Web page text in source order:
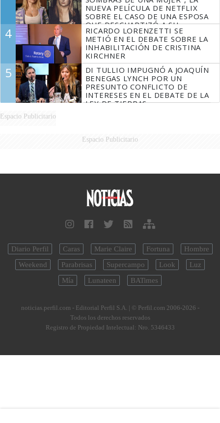
NUEVA PELÍCULA DE NETFLIX
SOBRE EL CASO DE UNA ESPOSA
QUE DESCUARTIZÓ A SU
MARIDO
4
RICARDO LORENZETTI SE
METIÓ EN EL DEBATE SOBRE LA
INHABILITACIÓN DE CRISTINA
KIRCHNER
5
DI TULLIO IMPUGNÓ A JOAQUÍN
BENEGAS LYNCH POR UN
PRESUNTO CONFLICTO DE
INTERESES EN EL DEBATE DE LA
LEY DE TIERRAS
Espacio Publicitario
Espacio Publicitario
Diario Perfil Caras Marie Claire Fortuna
Hombre
Weekend
Parabrisas Supercampo Look
Luz
Mía
Lunateen BATimes
noticias.perfil.com - Editorial Perfil S.A. | © Perfil.com 2006-2026 -
Todos los derechos reservados
Registro de Propiedad Intelectual: Nro. 5346433